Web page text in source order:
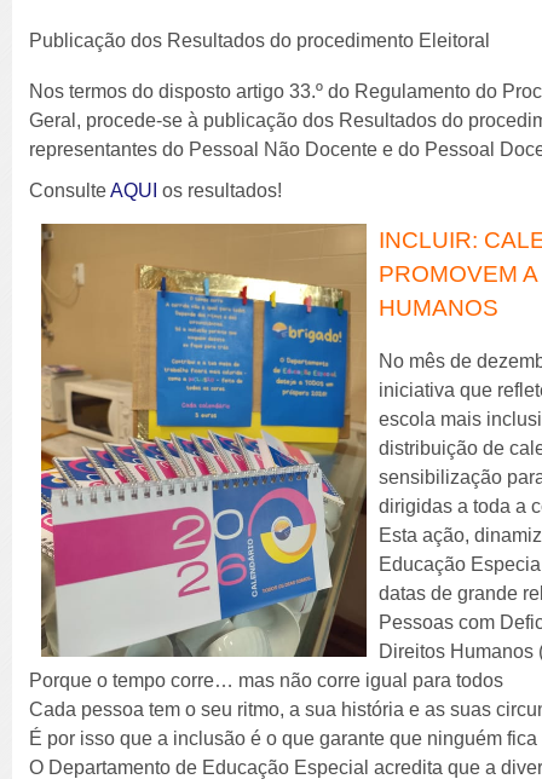
Publicação dos Resultados do procedimento Eleitoral
Nos termos do disposto artigo 33.º do Regulamento do
Geral, procede-se à publicação dos Resultados do
representantes do Pessoal Não Docente e do Pessoal
ConsulteAQUI os resultados!
INCLUIR:
PROMOVEM
HUMANOS
No mês de
iniciativa que
escola mais
distribuição de
sensibilização
dirigidas a toda a
Esta ação,
Educação
datas de grande
Pessoas com
Direitos Humanos
Porque o tempo corre… mas não corre igual para todos
Cada pessoa tem o seu ritmo, a sua história e as suas
É por isso que a inclusão é o que garante que ninguém
O Departamento de Educação Especial acredita que a